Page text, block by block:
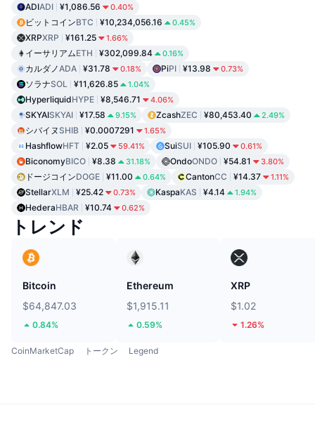
ADIADI ¥1,086.56 0.40%
ビットコインBTC ¥10,234,056.16 0.45%
XRPXRP ¥161.25 1.66%
イーサリアムETH ¥302,099.84 0.16%
カルダノADA ¥31.78 0.18% PiPI ¥13.98 0.73%
ソラナSOL ¥11,626.85 1.04%
HyperliquidHYPE ¥8,546.71 4.06%
SKYAISKYAI ¥17.58 9.15% ZcashZEC ¥80,453.40 2.49%
シバイヌ SHIB ¥0.0007291 1.65%
HashflowHFT ¥2.05 59.41% SuiSUI ¥105.90 0.61%
BiconomyBICO ¥8.38 31.18% OndoONDO ¥54.81 3.80%
ドージコインDOGE ¥11.00 0.64% CantonCC ¥14.37 1.11%
StellarXLM ¥25.42 0.73% KaspaKAS ¥4.14 1.94%
HederaHBAR ¥10.74 0.62%
トレンド
Bitcoin
$64,847.03
0.84%
Ethereum
$1,915.11
0.59%
XRP
$1.02
1.26%
CoinMarketCap トークン Legend